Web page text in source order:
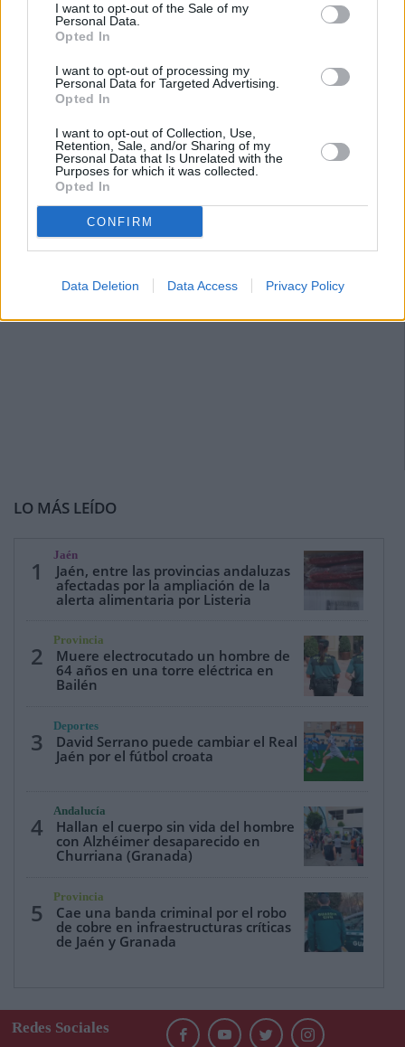
I want to opt-out of the Sale of my
Personal Data.
Opted In
I want to opt-out of processing my
Personal Data for Targeted Advertising.
Opted In
I want to opt-out of Collection, Use,
Retention, Sale, and/or Sharing of my
Personal Data that Is Unrelated with the
Purposes for which it was collected.
Opted In
CONFIRM
Data Deletion Data Access Privacy Policy
LO MÁS LEÍDO
1
Jaén
Jaén, entre las provincias andaluzas
afectadas por la ampliación de la
alerta alimentaria por Listeria
2
Provincia
Muere electrocutado un hombre de
64 años en una torre eléctrica en
Bailén
3
Deportes
David Serrano puede cambiar el Real
Jaén por el fútbol croata
4
Andalucía
Hallan el cuerpo sin vida del hombre
con Alzhéimer desaparecido en
Churriana (Granada)
5
Provincia
Cae una banda criminal por el robo
de cobre en infraestructuras críticas
de Jaén y Granada
Redes Sociales